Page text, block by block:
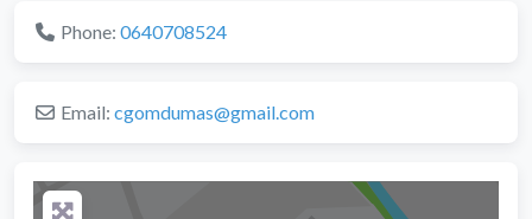
Phone: 0640708524
Email: cgomdumas@gmail.com